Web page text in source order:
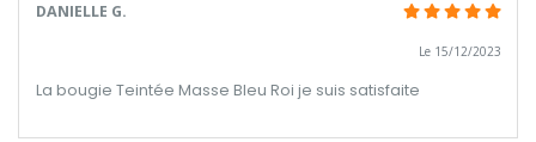
DANIELLE G.
Le 15/12/2023
La bougie Teintée Masse Bleu Roi je suis satisfaite